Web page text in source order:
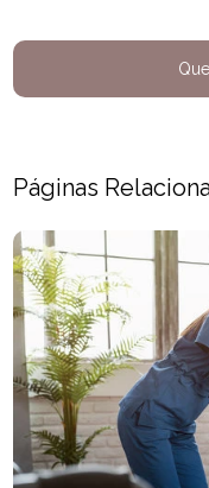
Páginas